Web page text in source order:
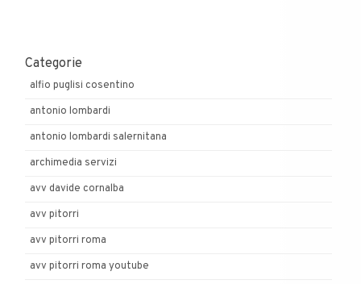
Categorie
alfio puglisi cosentino
antonio lombardi
antonio lombardi salernitana
archimedia servizi
avv davide cornalba
avv pitorri
avv pitorri roma
avv pitorri roma youtube